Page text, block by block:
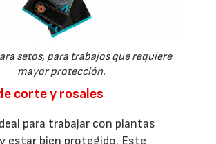
setos, para trabajos que requiere
mayor protección.
corte y rosales
para trabajar con plantas
estar bien protegido. Este